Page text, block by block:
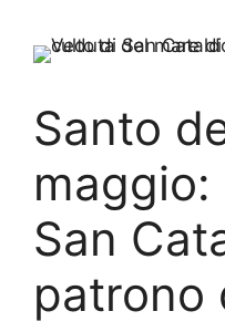
Santo
maggio:
San
patrono